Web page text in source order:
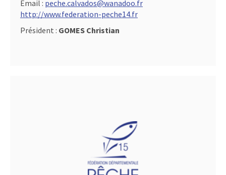
Email : peche.calvados@wanadoo.fr
http://www.federation-peche14.fr
Président : GOMES Christian